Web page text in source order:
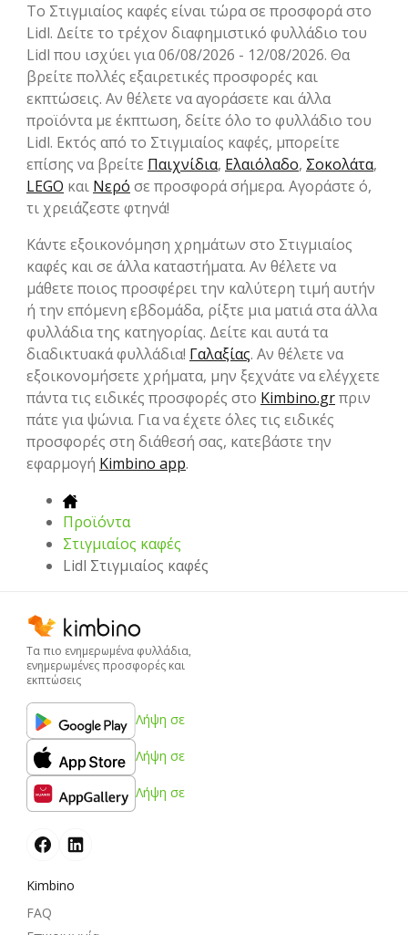
Το Στιγμιαίος καφές είναι τώρα σε προσφορά στο
Lidl. Δείτε το τρέχον διαφημιστικό φυλλάδιο του
Lidl που ισχύει για 06/08/2026 - 12/08/2026. Θα
βρείτε πολλές εξαιρετικές προσφορές και
εκπτώσεις. Αν θέλετε να αγοράσετε και άλλα
προϊόντα με έκπτωση, δείτε όλο το φυλλάδιο του
Lidl. Εκτός από το Στιγμιαίος καφές, μπορείτε
επίσης να βρείτε Παιχνίδια, Ελαιόλαδο, Σοκολάτα,
LEGO και Νερό σε προσφορά σήμερα. Αγοράστε ό,
τι χρειάζεστε φτηνά!
Κάντε εξοικονόμηση χρημάτων στο Στιγμιαίος
καφές και σε άλλα καταστήματα. Αν θέλετε να
μάθετε ποιος προσφέρει την καλύτερη τιμή αυτήν
ή την επόμενη εβδομάδα, ρίξτε μια ματιά στα άλλα
φυλλάδια της κατηγορίας. Δείτε και αυτά τα
διαδικτυακά φυλλάδια! Γαλαξίας. Αν θέλετε να
εξοικονομήσετε χρήματα, μην ξεχνάτε να ελέγχετε
πάντα τις ειδικές προσφορές στο Kimbino.grπριν
πάτε για ψώνια. Για να έχετε όλες τις ειδικές
προσφορές στη διάθεσή σας, κατεβάστε την
εφαρμογή Kimbino app.
Προϊόντα
Στιγμιαίος καφές
Lidl Στιγμιαίος καφές
Τα πιο ενημερωμένα φυλλάδια,
ενημερωμένες προσφορές και
εκπτώσεις
Λήψη σε
Λήψη σε
Λήψη σε
Kimbino
FAQ